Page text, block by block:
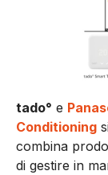
tado° e
Conditioning
combina
di gestire in